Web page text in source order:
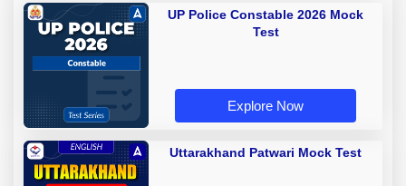
UP Police Constable 2026 Mock
Test
Explore Now
Uttarakhand Patwari Mock Test